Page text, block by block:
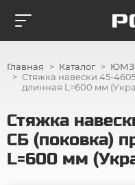
Главная Каталог
ЮМЗ
Стяжка навески 45-
длинная L=600 мм
Стяжка
СБ (поковка)
L=600 мм